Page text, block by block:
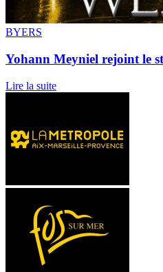
BYERS
Yohann Meyniel rejoint le
Lire la suite